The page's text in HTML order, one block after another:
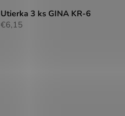
Utierka 3 ks GINA KR-6
€6,15